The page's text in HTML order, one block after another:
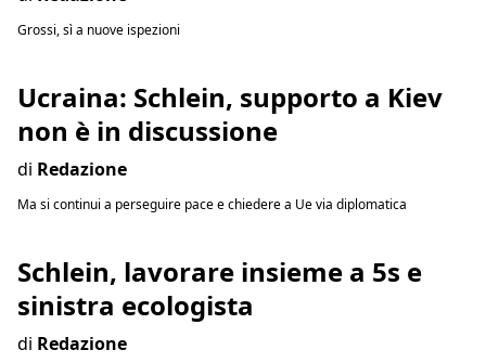
Grossi, sì a nuove ispezioni
Ucraina: Schlein, supporto a Kiev
non è in discussione
di Redazione
Ma si continui a perseguire pace e chiedere a Ue via diplomatica
Schlein, lavorare insieme a 5s e
sinistra ecologista
di Redazione